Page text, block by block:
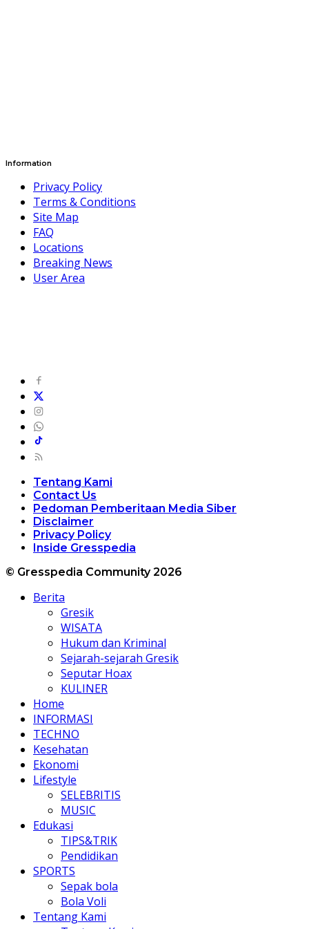
Information
Privacy Policy
Terms & Conditions
Site Map
FAQ
Locations
Breaking News
User Area
Tentang Kami
Contact Us
Pedoman Pemberitaan Media Siber
Disclaimer
Privacy Policy
Inside Gresspedia
© Gresspedia Community 2026
Berita
Gresik
WISATA
Hukum dan Kriminal
Sejarah-sejarah Gresik
Seputar Hoax
KULINER
Home
INFORMASI
TECHNO
Kesehatan
Ekonomi
Lifestyle
SELEBRITIS
MUSIC
Edukasi
TIPS&TRIK
Pendidikan
SPORTS
Sepak bola
Bola Voli
Tentang Kami